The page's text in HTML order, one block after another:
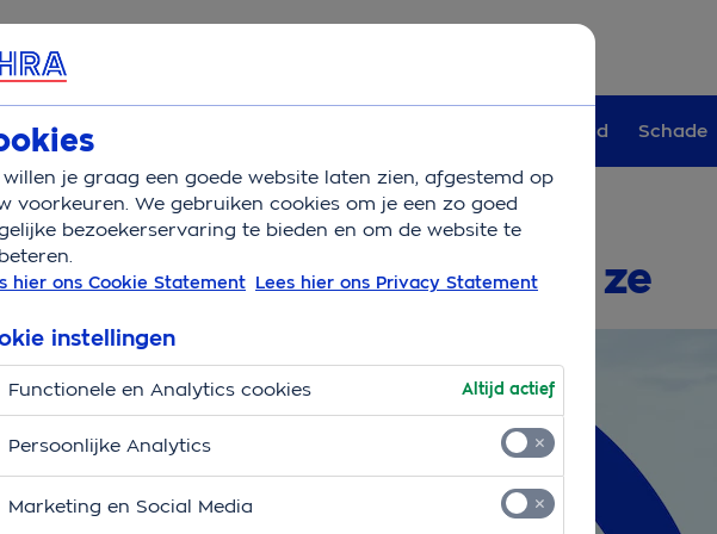
& Contact
Wat is verzekerd Schade
motorrijders
Leer én herken ze
willen je graag een goede website laten zien, afgestemd op
voorkeuren. We gebruiken cookies om je een zo goed
bezoekerservaring te bieden en om de website te
hier ons Cookie Statement Lees hier ons Privacy Statement
instellingen
Functionele en Analytics cookies Altijd actief
Persoonlijke Analytics
Marketing en Social Media